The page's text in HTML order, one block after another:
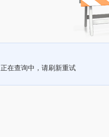
正在查询中，请刷新重试